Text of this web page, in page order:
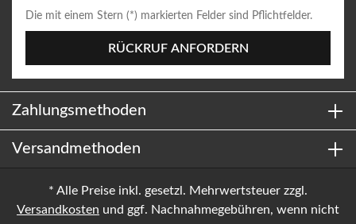
Die mit einem Stern (*) markierten Felder sind Pflichtfelder.
RÜCKRUF ANFORDERN
Zahlungsmethoden
Versandmethoden
* Alle Preise inkl. gesetzl. Mehrwertsteuer zzgl.
Versandkosten und ggf. Nachnahmegebühren, wenn nicht